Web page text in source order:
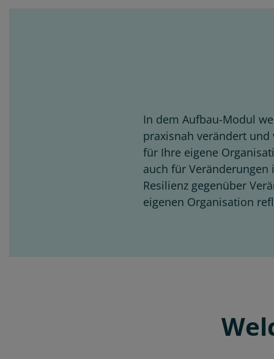
In dem Aufbau-Modul
praxisnah verändert und
für Ihre eigene
auch für
Resilienz gegenüber
eigenen Organisation